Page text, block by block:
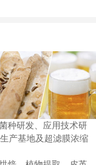
种研发、应用技术研
产基地及超滤膜浓缩